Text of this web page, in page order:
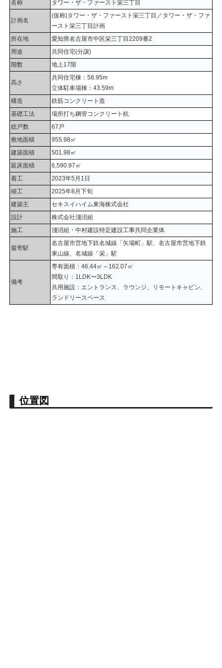
名称 タワー・ザ・ファースト栄三丁目
計画名
(仮称)タワー・ザ・ファースト栄三丁目／タワー・ザ・ファ
ースト栄三丁目計画
所在地
愛知県名古屋市中区栄三丁目2209番2
用途
共同住宅(分譲)
階数
地上17階
高さ
共同住宅棟：58.95m
立体駐車場棟：43.59m
構造
鉄筋コンクリート造
基礎工法
場所打ち鋼管コンクリート杭
総戸数
67戸
敷地面積
955.98㎡
建築面積
501.98㎡
延床面積
6,590.97㎡
着工
2023年5月1日
竣工
2025年8月下旬
建築主
セキスイハイム東海株式会社
設計
株式会社淺沼組
施工
淺沼組・中村建設特定建設工事共同企業体
最寄駅
名古屋市営地下鉄名城線「矢場町」駅、名古屋市営地下鉄
東山線、名城線「栄」駅
備考
専有面積：46.44㎡～162.07㎡
間取り：1LDK〜3LDK
共用施設：エントランス、ラウンジ、リモートキャビン、
ランドリースペース
位置図